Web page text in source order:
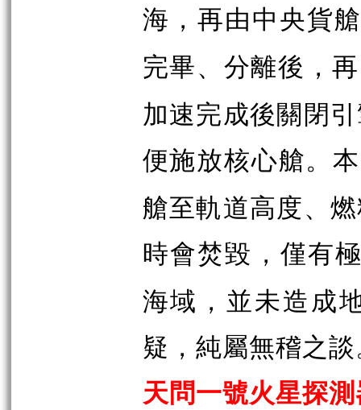
海，再由中央貨
完畢、分離後，
加速完成後關閉
便施放核心艙。
艙至軌道高度、
時會焚毀，僅有
海域，並未造成
疑，純屬無稽之
天問一號火星探